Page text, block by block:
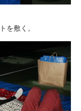
を敷く。